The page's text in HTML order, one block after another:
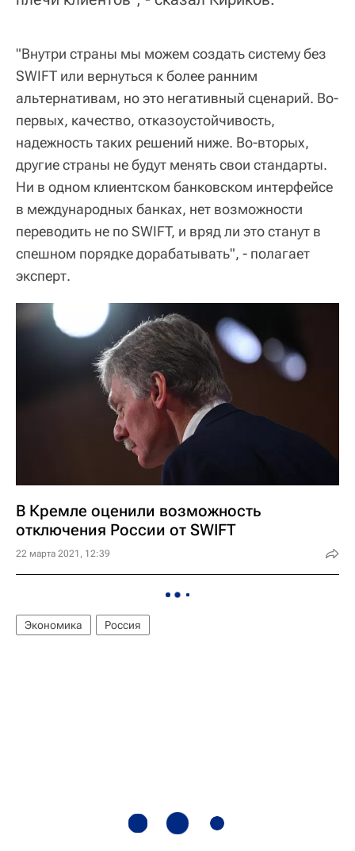
"Внутри страны мы можем создать систему без
SWIFT или вернуться к более ранним
альтернативам, но это негативный сценарий. Во-
первых, качество, отказоустойчивость,
надежность таких решений ниже. Во-вторых,
другие страны не будут менять свои стандарты.
Ни в одном клиентском банковском интерфейсе
в международных банках, нет возможности
переводить не по SWIFT, и вряд ли это станут в
спешном порядке дорабатывать", - полагает
эксперт.
В Кремле оценили возможность
отключения России от SWIFT
22 марта 2021, 12:39
Экономика Россия